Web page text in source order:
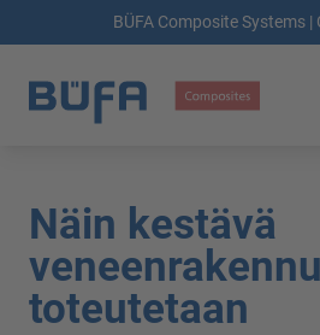
BÜFA Composite Systems |
Näin kestävä
toteutetaan